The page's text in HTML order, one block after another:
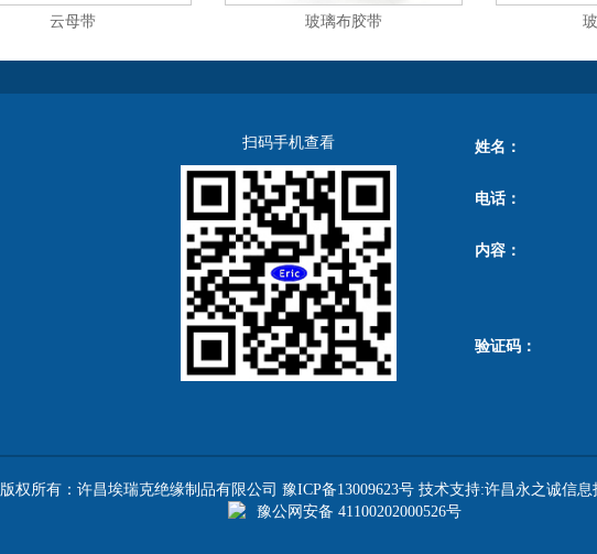
云母带 玻璃布胶带
扫码手机查看 姓名：
电话：
内容：
验证码：
版权所有：许昌埃瑞克绝缘制品有限公司 豫ICP备13009623号 技术支持:许昌永之诚信息
豫公网安备 41100202000526号